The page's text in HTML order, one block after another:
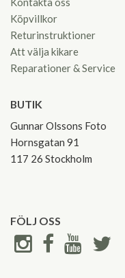
Köpvillkor
Returinstruktioner
Att välja kikare
Reparationer & Service
BUTIK
Gunnar Olssons Foto
Hornsgatan 91
117 26 Stockholm
FÖLJ OSS